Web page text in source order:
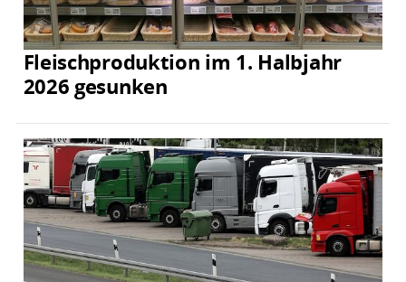
Fleischproduktion im 1. Halbjahr
2026 gesunken